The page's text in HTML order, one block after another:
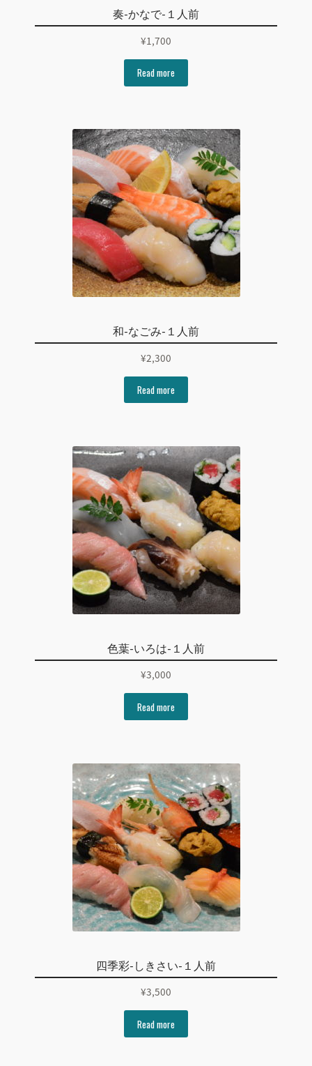
奏-かなで-１人前
¥1,700
Read more
和-なごみ-１人前
¥2,300
Read more
色葉-いろは-１人前
¥3,000
Read more
四季彩-しきさい-１人前
¥3,500
Read more